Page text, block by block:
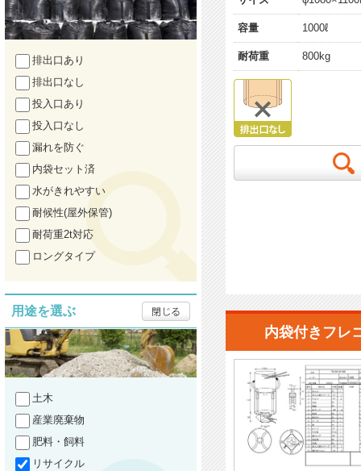
排出口あり
排出口なし
投入口あり
投入口なし
漏れを防ぐ
内袋セット済
水がきれやすい
耐候性(屋外保管)
耐荷重2t対応
ロングタイプ
用途を選ぶ
土木
産業廃棄物
肥料・飼料
リサイクル
容量 1000ℓ
耐荷重 800kg
内袋付きフレ